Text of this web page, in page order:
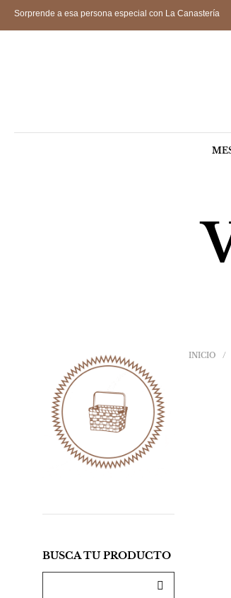
Sorprende a esa persona especial con La Canastería
BUSCA TU PRODUCTO
INICIO /